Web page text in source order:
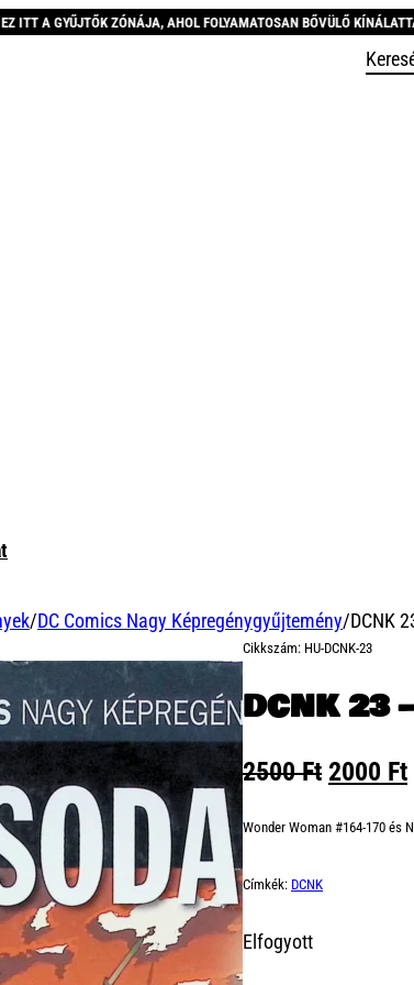
AHOL FOLYAMATOSAN BŐVÜLŐ KÍNÁLATTAL ÉS
/DC Comics Nagy Képregénygyűjtemény/DCNK
Cikkszám: HU-DCNK-23
DCNK 23
2500Ft Original
was:
2000 Ft
Wonder Woman #164-170 és
Címkék: DCNK
Elfogyott